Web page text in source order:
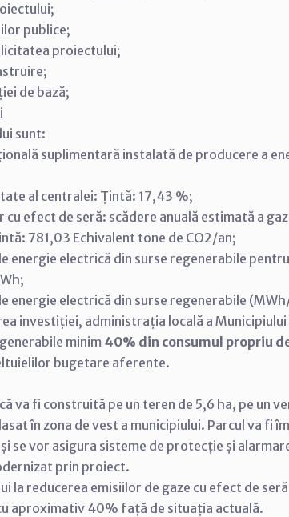
publice;
proiectului;
de bază;
sunt:
suplimentară instalată de producere a
al centralei: Țintă: 17,43 %;
cu efect de seră: scădere anuală estimată a
781,03 Echivalent tone de CO2/an;
energie electrică din surse regenerabile
energie electrică din surse regenerabile
investiției, administrația locală a
minim 40% din consumul propriu
bugetare aferente.
va fi construită pe un teren de 5,6 ha, pe un
în zona de vest a municipiului. Parcul va fi
se vor asigura sisteme de protecție și
prin proiect.
la reducerea emisiilor de gaze cu efect de
aproximativ 40% față de situația actuală.